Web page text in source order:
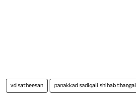
vd satheesan panakkad sadiqali shihab thangal